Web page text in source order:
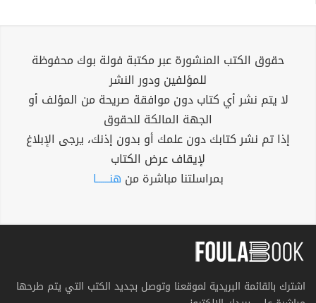
حقوق الكتب المنشورة عبر مكتبة فولة بوك محفوظة
للمؤلفين ودور النشر
لا يتم نشر أي كتاب دون موافقة صريحة من المؤلف أو
الجهة المالكة للحقوق
إذا تم نشر كتابك دون علمك أو بدون إذنك، يرجى الإبلاغ
لإيقاف عرض الكتاب
بمراسلتنا مباشرة من هنــــــا
اشترك بالقائمة البريدية لموقعنا وتوصل بجديد الكتب التي يتم طرحها